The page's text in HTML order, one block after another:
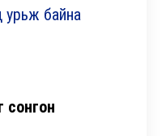
байна
сонгон